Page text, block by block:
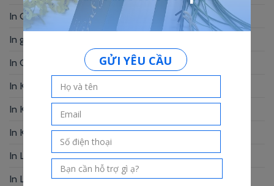
In Giấy Chứng Nhận – Bằng Khen
(3)
In giấy kraft
In Giấy Mỹ Thuật
(1)
In Kẹp Bill
(1)
In Khung Hình
(2)
In Kỷ Yếu
(6)
In Lịch Bàn(19)
In Logo
(2)